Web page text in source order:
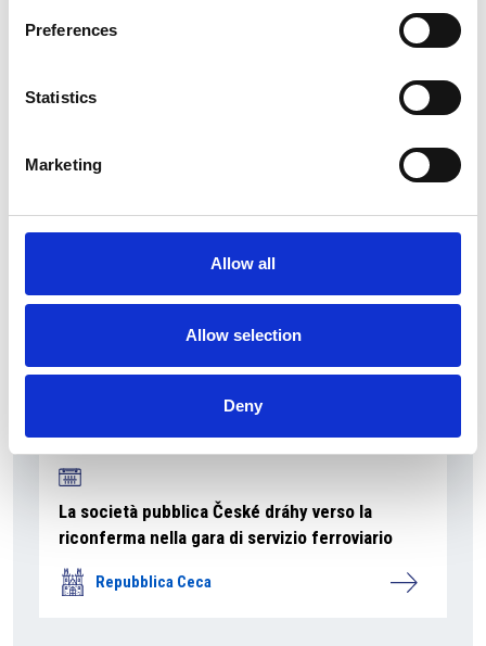
Preferences
Statistics
Marketing
Allow all
Allow selection
Deny
Repubblica Ceca
La società pubblica České dráhy verso la
riconferma nella gara di servizio ferroviario
Repubblica Ceca